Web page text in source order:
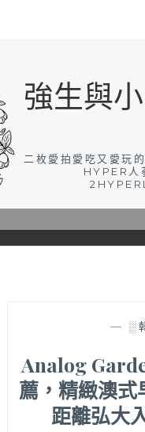
強生與
二枚愛拍愛吃又愛玩
HYPER人
—░
Analog
薦，精緻澳式
距離弘大